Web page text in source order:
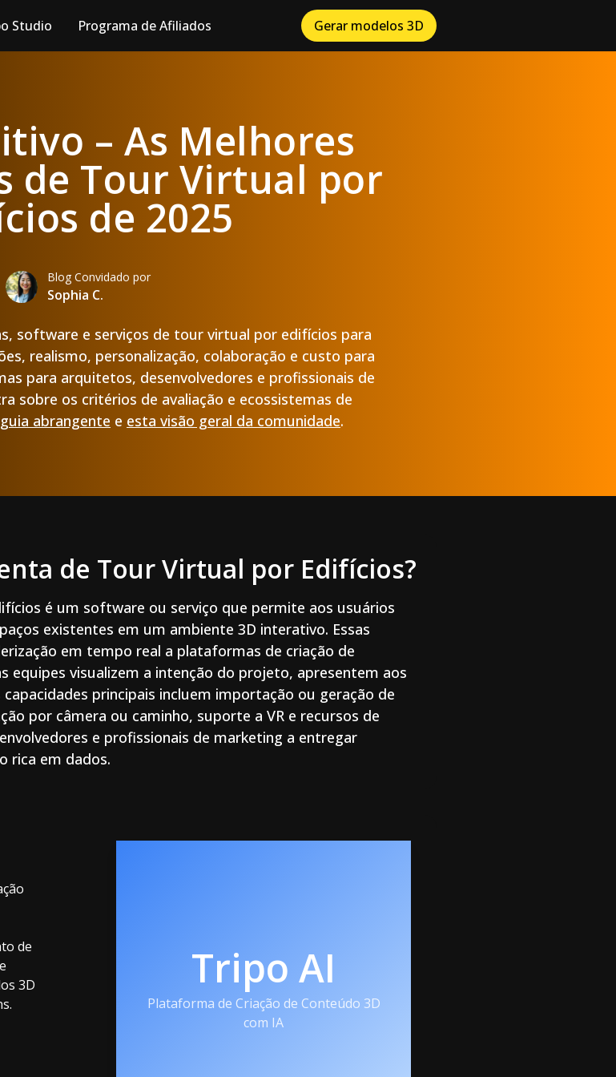
Studio Programa de Afiliados Gerar modelos 3D
– As Melhores
de Tour Virtual por
de 2025
Blog Convidado por
Sophia C.
software e serviços de tour virtual por edifícios para
realismo, personalização, colaboração e custo para
para arquitetos, desenvolvedores e profissionais de
sobre os critérios de avaliação e ecossistemas de
abrangente e esta visão geral da comunidade.
de Tour Virtual por Edifícios?
é um software ou serviço que permite aos usuários
existentes em um ambiente 3D interativo. Essas
em tempo real a plataformas de criação de
equipes visualizem a intenção do projeto, apresentem aos
principais incluem importação ou geração de
por câmera ou caminho, suporte a VR e recursos de
e profissionais de marketing a entregar
rica em dados.
de
3D
Tripo AI
Plataforma de Criação de Conteúdo 3D
com IA